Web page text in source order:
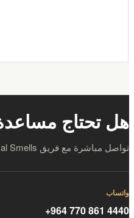
هل تحتاج
تواصل مباشرة مع فريق Royal Smells عبر القناة التي تناسبك.
واتساب
+964 770 861 4440